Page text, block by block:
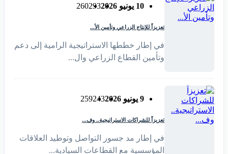
10 يونيو 2026 293
260
تعزيزاً للإنتاج الزراعي وتأمين الأ...
في إطار خططها الاستراتيجية الرامية إلى دعم
وتأمين القطاع الزراعي وال...
9 يونيو 2026 243
259
تعزيزاً للشراكات الاستراتيجية.. وف...
في إطار مد جسور التواصل وتوطيد العلاقات
المؤسسية مع القطاعات السيادية...